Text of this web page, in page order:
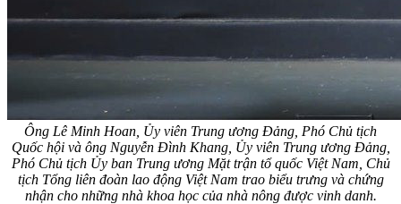
Ông Lê Minh Hoan, Ủy viên Trung ương Đảng, Phó Chủ tịch
Quốc hội và ông Nguyễn Đình Khang, Ủy viên Trung ương Đảng,
Phó Chủ tịch Ủy ban Trung ương Mặt trận tổ quốc Việt Nam, Chủ
tịch Tổng liên đoàn lao động Việt Nam trao biểu trưng và chứng
nhận cho những nhà khoa học của nhà nông được vinh danh.